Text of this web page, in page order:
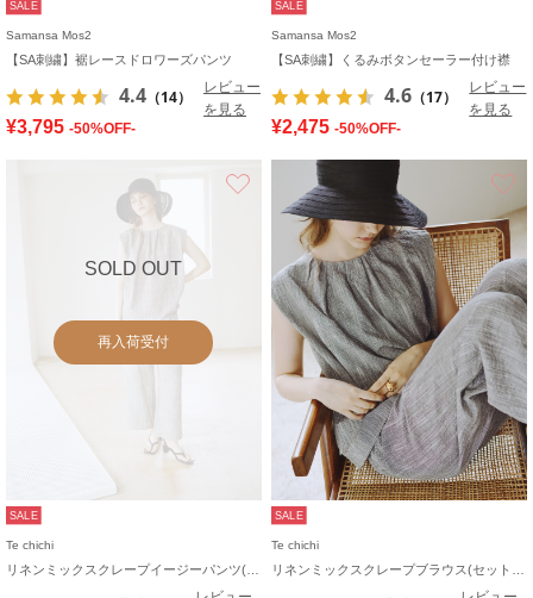
SALE
Samansa Mos2
【SA刺繍】裾レースドロワーズパンツ
4.4 （14）
レビュー
を見る
¥3,795 -50%OFF-
SALE
Samansa Mos2
【SA刺繍】くるみボタンセーラー付け襟
4.6 （17）
レビュー
を見る
¥2,475 -50%OFF-
SOLD OUT
再入荷受付
お気に入り
SALE
Te chichi
SALE
Te chichi